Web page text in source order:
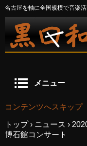
名古屋を軸に全国規模で音楽
メニュー
コンテンツへスキップ
トップ › ニュース ›
博石館コンサート